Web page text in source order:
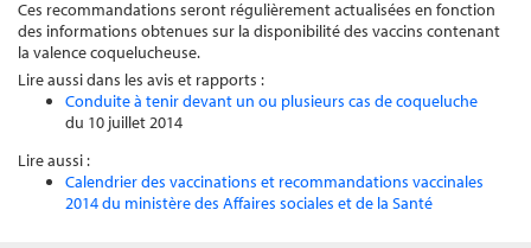
Ces recommandations seront régulièrement actualisées en fonction
des informations obtenues sur la disponibilité des vaccins contenant
la valence coquelucheuse.
Lire aussi dans les avis et rapports :
Conduite à tenir devant un ou plusieurs cas de coqueluche
du 10 juillet 2014
Lire aussi :
Calendrier des vaccinations et recommandations vaccinales
2014 du ministère des Affaires sociales et de la Santé